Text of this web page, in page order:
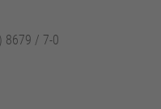
8679 / 7-0